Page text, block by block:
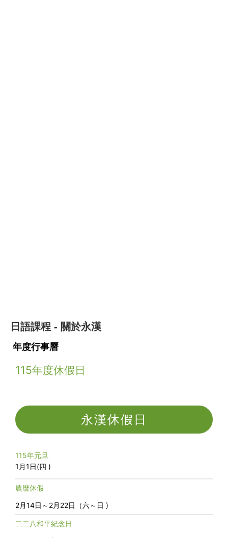
日語課程 - 關於永漢
年度行事曆
115年度休假日
永漢休假日
115年元旦
1月1日(四 )
農暦休假
2月14日～2月22日（六～日 )
二二八和平紀念日